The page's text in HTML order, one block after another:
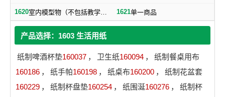
1620 室内模型物（不包括教学用模型标本） 1621单一商品
产品选择：1603 生活用纸
纸制啤酒杯垫160037 ， 卫生纸160094 ，
纸制餐桌用布
160186 ， 纸手帕160198 ， 纸桌布160200 ，
纸制花盆套
160229 ， 纸制杯盘垫160254 ， 纸围涎160276 ，
纸制杯